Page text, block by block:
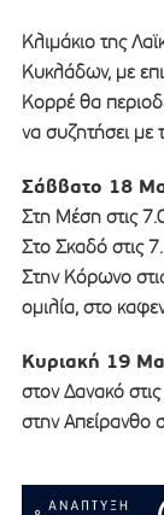
Κλιμάκιο της
Κυκλάδων, με
Κορρέ θα
να συζητήσει με
Σάββατο 18
Στη Μέση στις
Στο Σκαδό στις
Στην Κόρωνο
ομιλία, στο
Κυριακή 19
στον Δανακό
στην Απείρανθο